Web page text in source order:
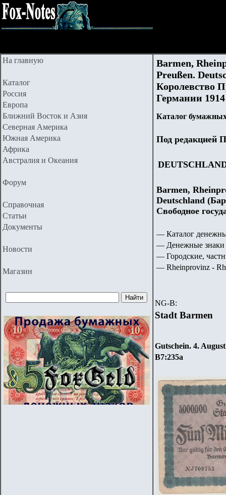
На главную
Каталог
Россия
Европа
Ближний Восток и Азия
Северная Америка
Южная Америка
Африка
Австралия и Океания
Форум
Справочная
Статьи
Документы
Новости
Магазин
Barmen,
Preußen.
Королевство
Германии 1914
Каталог
Под редакцией
Barmen,
Deutschland
Свободное
— Каталог
— Денежные знаки
— Городские,
— Rheinprovinz -
NG-B:
Stadt Barmen
Gutschein. 4.
B7:235a